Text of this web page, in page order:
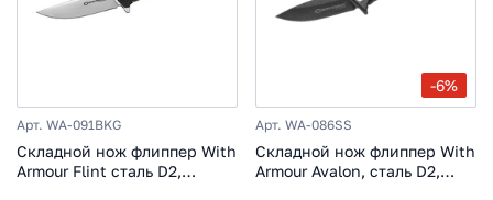
Арт. WA-091BKG
Складной нож флиппер With
Armour Flint сталь D2,
-6%
Арт. WA-086SS
Складной нож флиппер With
Armour Avalon, сталь D2,